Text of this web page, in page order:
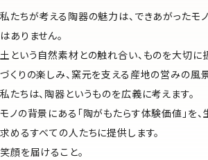
私たちが考える陶器の魅力は、できあがったモ
はありません。
土という自然素材との触れ合い、ものを大切に
づくりの楽しみ、窯元を支える産地の営みの風景
私たちは、陶器というものを広義に考えます。
モノの背景にある「陶がもたらす体験価値」を
求めるすべての人たちに提供します。
笑顔を届けること。